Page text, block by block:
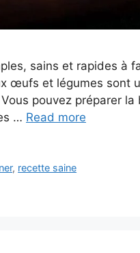
sains et rapides à
œufs et légumes sont
pouvez préparer la
… Read more
, recette saine